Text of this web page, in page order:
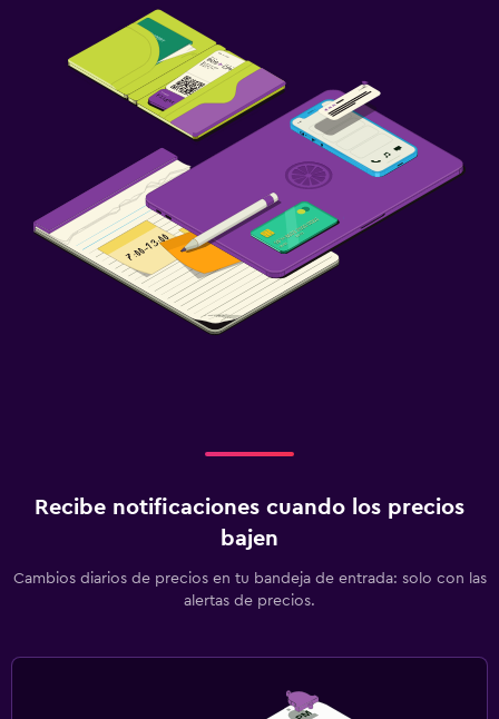
Recibe notificaciones cuando los precios
bajen
Cambios diarios de precios en tu bandeja de entrada: solo con las
alertas de precios.